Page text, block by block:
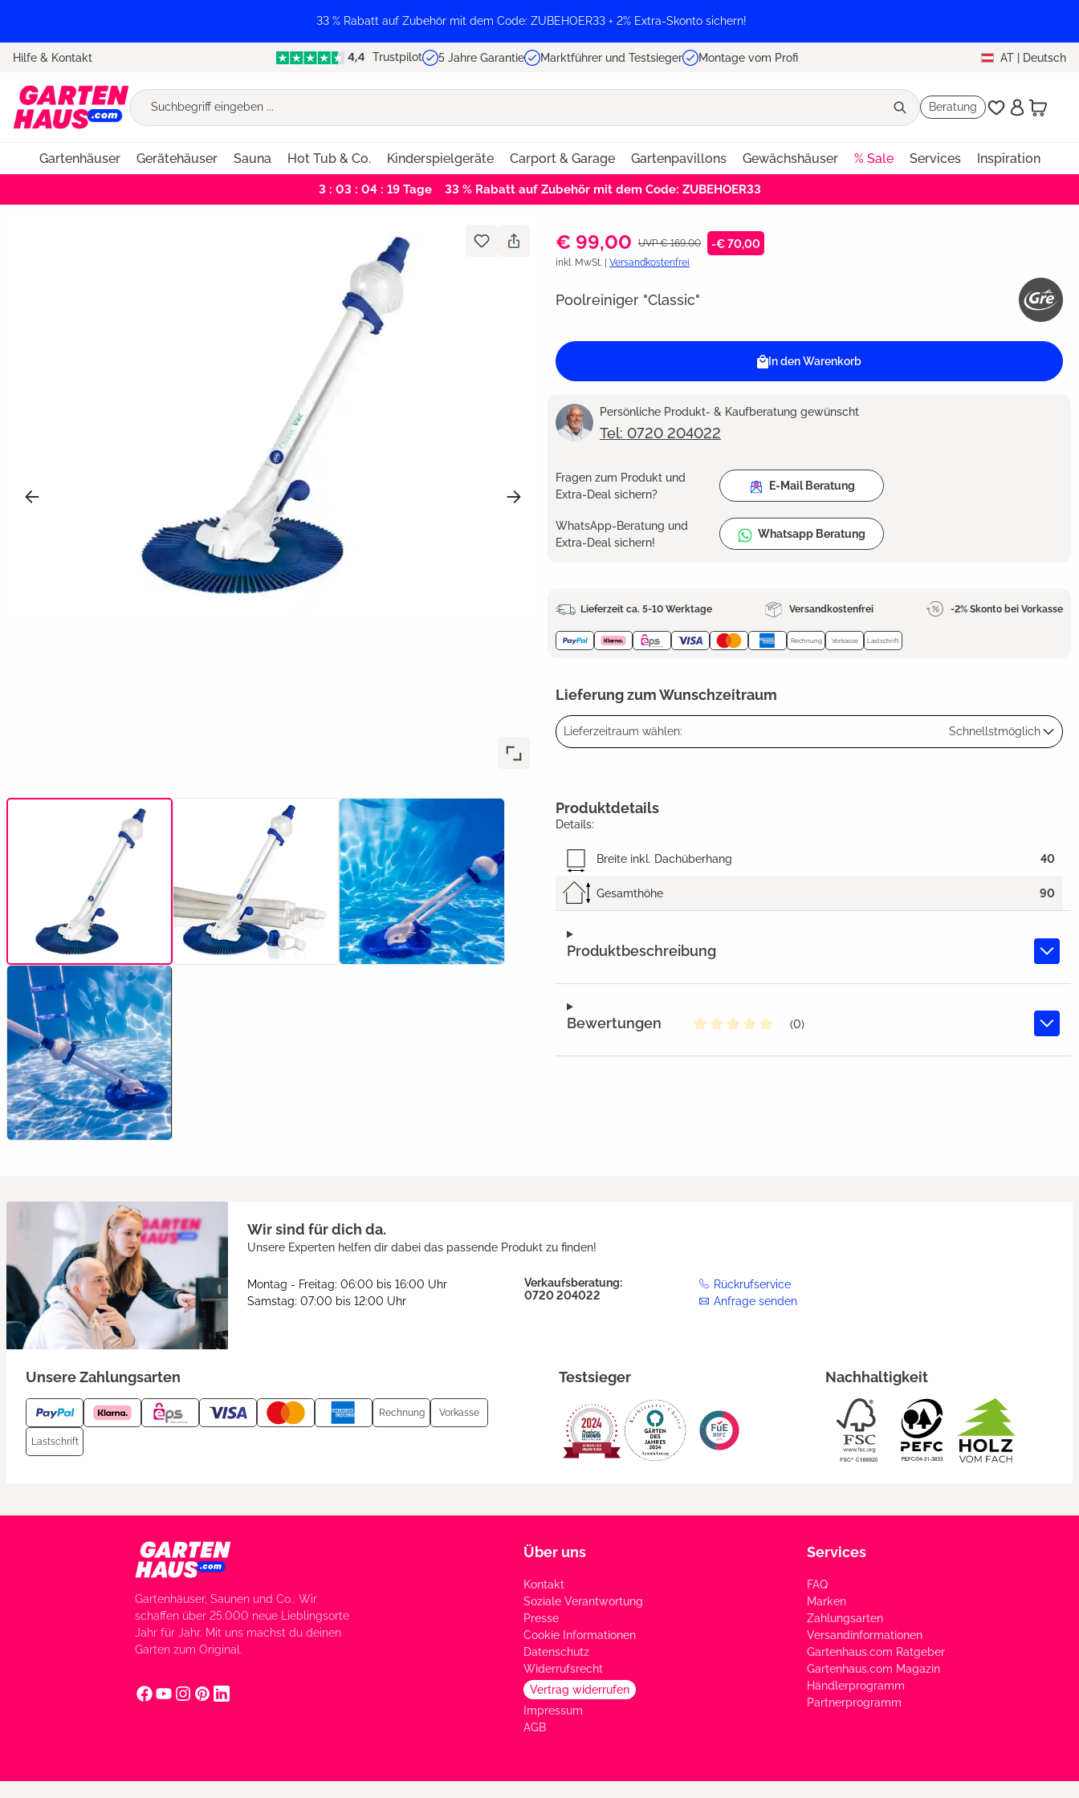
33 % Rabatt auf Zubehör mit dem Code: ZUBEHOER33 + 2% Extra-Skonto sichern!
Hilfe & Kontakt Trustpilot 5 Jahre Garantie Marktführer und Testsieger Montage vom Profi AT | Deutsch
Beratung
Gartenhäuser Gerätehäuser Sauna Hot Tub & Co. Kinderspielgeräte Carport & Garage Gartenpavillons Gewächshäuser % Sale Services Inspiration
3 : 03 : 04 : 19Tage 33 % Rabatt auf Zubehör mit dem Code: ZUBEHOER33
€ 99,00 UVP € 169,00 -€ 70,00
inkl. MwSt. | Versandkostenfrei
Poolreiniger "Classic"
In den Warenkorb
Persönliche Produkt- & Kaufberatung gewünscht
Tel: 0720 204022
Fragen zum Produkt und
Extra-Deal sichern?
E-Mail Beratung
WhatsApp-Beratung und
Extra-Deal sichern!
Whatsapp Beratung
Lieferzeit ca. 5-10 Werktage Versandkostenfrei -2% Skonto bei Vorkasse
Rechnung Vorkasse Lastschrift
Lieferung zum Wunschzeitraum
Lieferzeitraum wählen: Schnellstmöglich
Produktbeschreibung
Bewertungen
(0)
Produktdetails
Details:
Breite inkl. Dachüberhang 40
Gesamthöhe 90
Wir sind für dich da.
Unsere Experten helfen dir dabei das passende Produkt zu finden!
Montag - Freitag: 06:00 bis 16:00 Uhr
Samstag: 07:00 bis 12:00 Uhr
Verkaufsberatung:
0720 204022
Rückrufservice
Anfrage senden
Unsere Zahlungsarten
Rechnung Vorkasse
Lastschrift
Testsieger Nachhaltigkeit
Gartenhäuser, Saunen und Co.: Wir
schaffen über 25.000 neue Lieblingsorte
Jahr für Jahr. Mit uns machst du deinen
Garten zum Original.
Über uns
Kontakt
Soziale Verantwortung
Presse
Cookie Informationen
Datenschutz
Widerrufsrecht
Vertrag widerrufen
Impressum
AGB
Services
FAQ
Marken
Zahlungsarten
Versandinformationen
Gartenhaus.com Ratgeber
Gartenhaus.com Magazin
Händlerprogramm
Partnerprogramm